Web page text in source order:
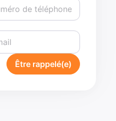
Être rappelé(e)